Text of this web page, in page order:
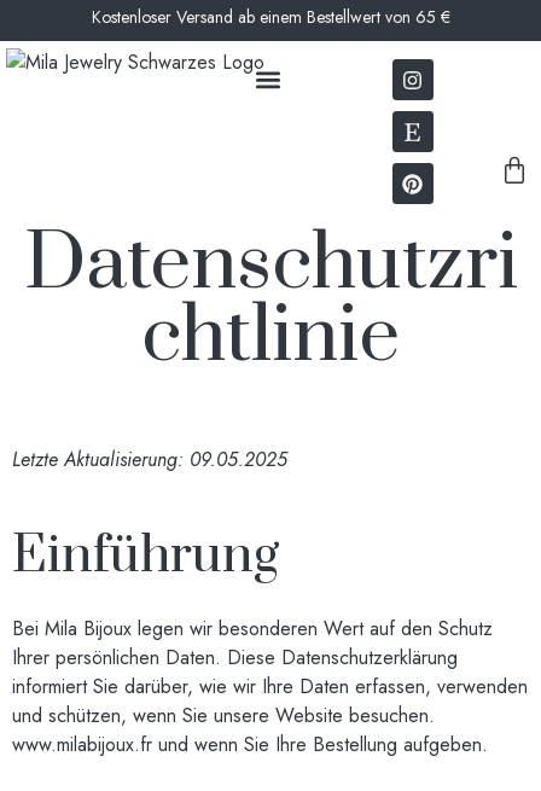
Kostenloser Versand ab einem Bestellwert von 65 €
Datenschutzri
chtlinie
Letzte Aktualisierung: 09.05.2025
Einführung
Bei Mila Bijoux legen wir besonderen Wert auf den Schutz
Ihrer persönlichen Daten. Diese Datenschutzerklärung
informiert Sie darüber, wie wir Ihre Daten erfassen, verwenden
und schützen, wenn Sie unsere Website besuchen.
www.milabijoux.fr und wenn Sie Ihre Bestellung aufgeben.